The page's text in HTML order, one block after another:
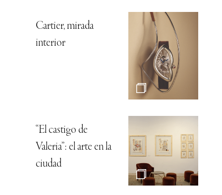
Cartier, mirada
interior
“El castigo de
Valeria”: el arte en la
ciudad